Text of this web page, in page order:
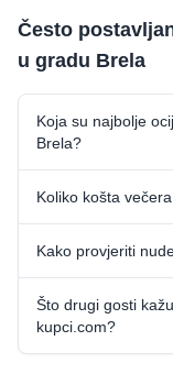
Često
u gradu Brela
Koja su najbolje
Brela?
Koliko košta
Kako provjeriti
Što drugi gosti
kupci.com?